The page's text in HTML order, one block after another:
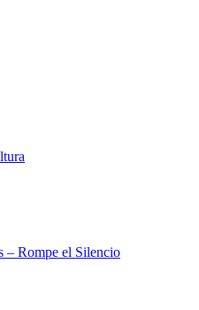
– Rompe el Silencio